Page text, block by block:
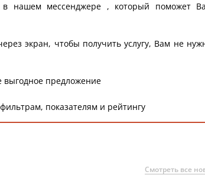
нашем мессенджере , который поможет
экран, чтобы получить услугу, Вам не
выгодное предложение
показателям и рейтингу
Смотреть все